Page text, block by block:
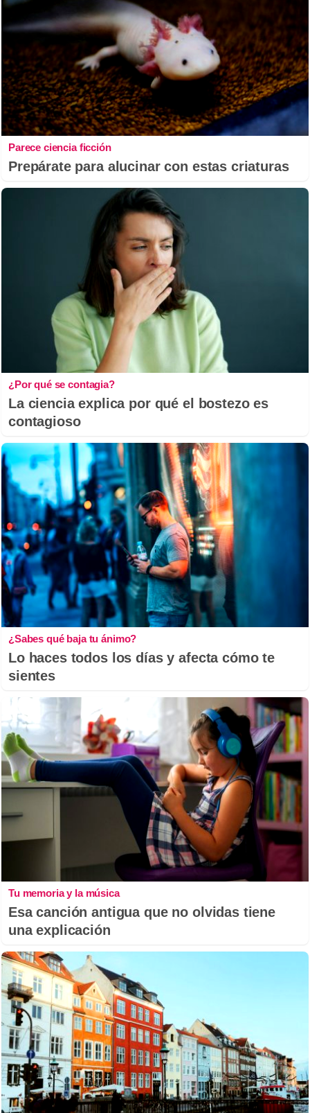
Parece ciencia ficción
Prepárate para alucinar con estas criaturas
¿Por qué se contagia?
La ciencia explica por qué el bostezo es
contagioso
¿Sabes qué baja tu ánimo?
Lo haces todos los días y afecta cómo te
sientes
Tu memoria y la música
Esa canción antigua que no olvidas tiene
una explicación